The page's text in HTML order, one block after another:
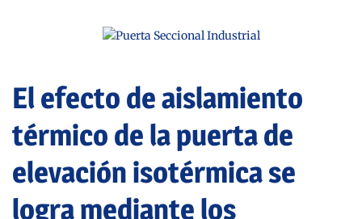
El efecto de aislamiento
térmico de la puerta de
elevación isotérmica se
logra mediante los